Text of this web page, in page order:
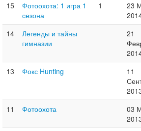
15
Фотоохота: 1 игра 1
сезона
1
23
14
Легенды и тайны
гимназии
21
13 Фокс Hunting
11
11 Фотоохота
03